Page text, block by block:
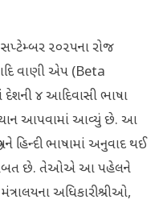
૨૦૨૫ના રોજ
વાણી એપ (Beta
દેશની ૪ આદિવાસી ભાષા
સ્થાન આપવામાં આવ્યું છે. આ
હિન્દી ભાષામાં અનુવાદ થઈ
છે. તેઓએ આ પહેલને
અધિકારીશ્રીઓ,